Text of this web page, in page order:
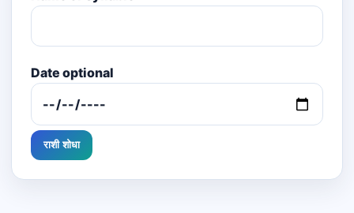
Date optional
राशी शोधा